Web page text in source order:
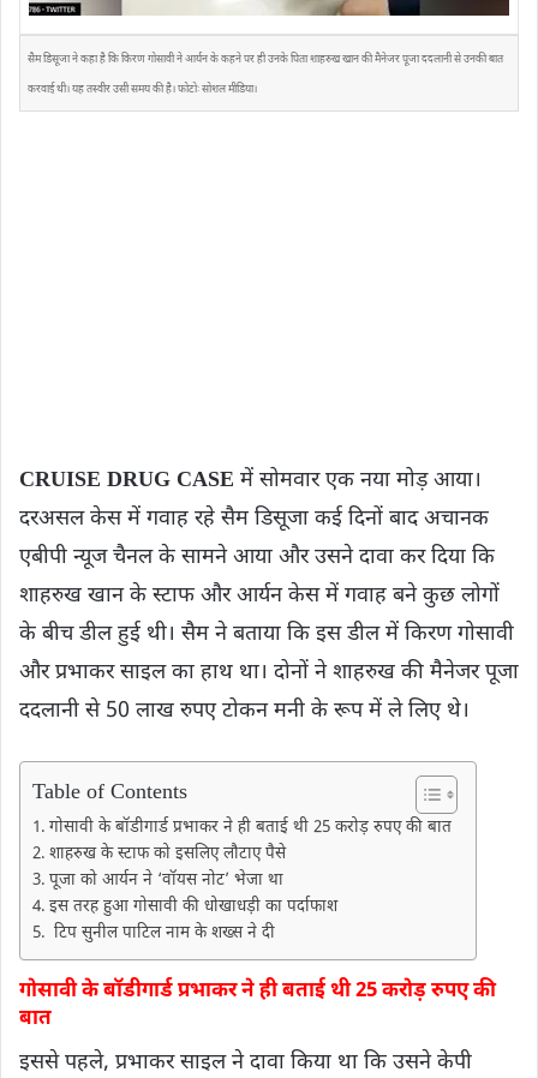
सैम डिसूजा ने कहा है कि किरण गोसावी ने आर्यन के कहने पर ही उनके पिता शाहरुख खान की मैनेजर पूजा ददलानी से उनकी बात
करवाई थी। यह तस्वीर उसी समय की है। फोटोः सोशल मीडिया।
CRUISE DRUG CASE में सोमवार एक नया मोड़ आया।
दरअसल केस में गवाह रहे सैम डिसूजा कई दिनों बाद अचानक
एबीपी न्यूज चैनल के सामने आया और उसने दावा कर दिया कि
शाहरुख खान के स्टाफ और आर्यन केस में गवाह बने कुछ लोगों
के बीच डील हुई थी। सैम ने बताया कि इस डील में किरण गोसावी
और प्रभाकर साइल का हाथ था। दोनों ने शाहरुख की मैनेजर पूजा
ददलानी से 50 लाख रुपए टोकन मनी के रूप में ले लिए थे।
Table of Contents
गोसावी के बॉडीगार्ड प्रभाकर ने ही बताई थी 25 करोड़ रुपए की बात
शाहरुख के स्टाफ को इसलिए लौटाए पैसे
पूजा को आर्यन ने ‘वॉयस नोट’ भेजा था
इस तरह हुआ गोसावी की धोखाधड़ी का पर्दाफाश
टिप सुनील पाटिल नाम के शख्स ने दी
गोसावी के बॉडीगार्ड प्रभाकर ने ही बताई थी 25 करोड़ रुपए की
बात
इससे पहले, प्रभाकर साइल ने दावा किया था कि उसने केपी